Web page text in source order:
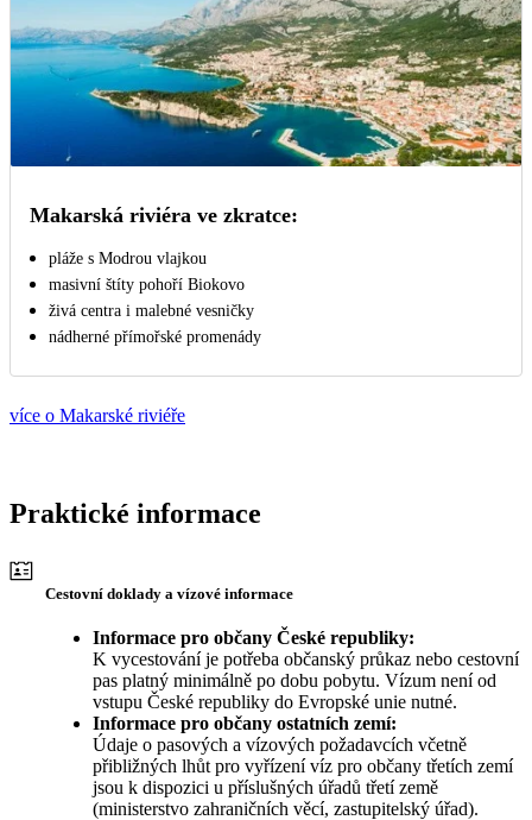
Makarská riviéra ve zkratce:
pláže s Modrou vlajkou
masivní štíty pohoří Biokovo
živá centra i malebné vesničky
nádherné přímořské promenády
více o Makarské riviéře
Praktické informace
Cestovní doklady a vízové informace
Informace pro občany České republiky:
K vycestování je potřeba občanský průkaz nebo cestovní
pas platný minimálně po dobu pobytu. Vízum není od
vstupu České republiky do Evropské unie nutné.
Informace pro občany ostatních zemí:
Údaje o pasových a vízových požadavcích včetně
přibližných lhůt pro vyřízení víz pro občany třetích zemí
jsou k dispozici u příslušných úřadů třetí země
(ministerstvo zahraničních věcí, zastupitelský úřad).